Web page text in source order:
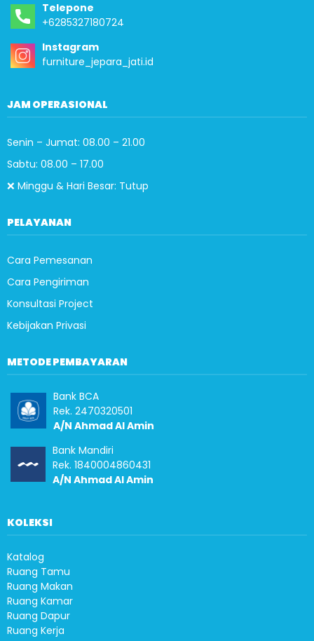
Telepone
+6285327180724
Instagram
furniture_jepara_jati.id
JAM OPERASIONAL
Senin – Jumat: 08.00 – 21.00
Sabtu: 08.00 – 17.00
❌ Minggu & Hari Besar: Tutup
PELAYANAN
Cara Pemesanan
Cara Pengiriman
Konsultasi Project
Kebijakan Privasi
METODE PEMBAYARAN
Bank BCA
Rek. 2470320501
A/N Ahmad Al Amin
Bank Mandiri
Rek. 1840004860431
A/N Ahmad Al Amin
KOLEKSI
Katalog
Ruang Tamu
Ruang Makan
Ruang Kamar
Ruang Dapur
Ruang Kerja